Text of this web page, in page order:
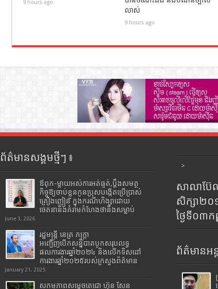
9 hours ago
លាស់
9 hours ago
ព័ត៌មានសង្គមថ្មីៗ ៖
ឪពុក-ម្ដាយអស់ការអត់ធ្មត់,ប្ដឹងសមត្ថ
កិច្ចឱ្យចាប់ខ្លួនកូនប្រុសបង្កើតប្រើប្រាស់
គ្រឿងញៀន ក្នុងករណីហិង្សាដោយ
ចេតនានិងគំរាមកំហែងថានឹងសម្លាប់
June 3, 2026
រដ្ឋមន្រ្តី​ នេត្រ​ ភក្ត្រា​
អញ្ជើញបើកសន្និបាតបូកសរុបលទ្ធ
ផលការងារឆ្នាំ២០២៤ និងលើកទិសដៅ
ការងារឆ្នាំ២០២៥របស់​ក្រសួង​ព័ត៌មាន​
January 21, 2025
សកម្មភាពសម្តេចតេជោ ហ៊ុន សែន
>
សាលាប៊ែ
សិក្សា២
ថ្ងៃទី០៣
ព័ត៌មានអន្